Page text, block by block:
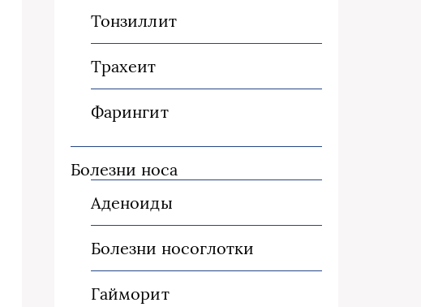
Тонзиллит
Трахеит
Фарингит
Болезни носа
Аденоиды
Болезни носоглотки
Гайморит